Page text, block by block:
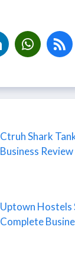
Ctruh Shark
Business Review
Uptown Hostels
Complete